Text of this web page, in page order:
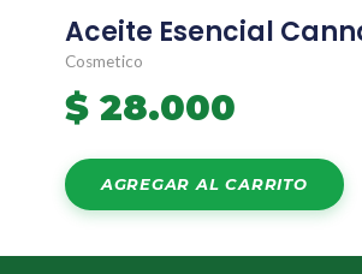
Aceite Esencial
Cosmetico
$28.000
AGREGAR AL CARRITO